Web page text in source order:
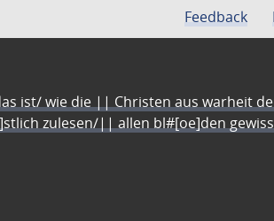
Feedback
ist/ wie die || Christen aus warheit
zulesen/|| allen bl#[oe]den